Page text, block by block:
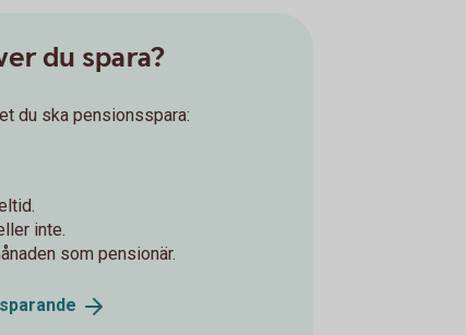
du spara?
du ska pensionsspara:
inte.
som pensionär.